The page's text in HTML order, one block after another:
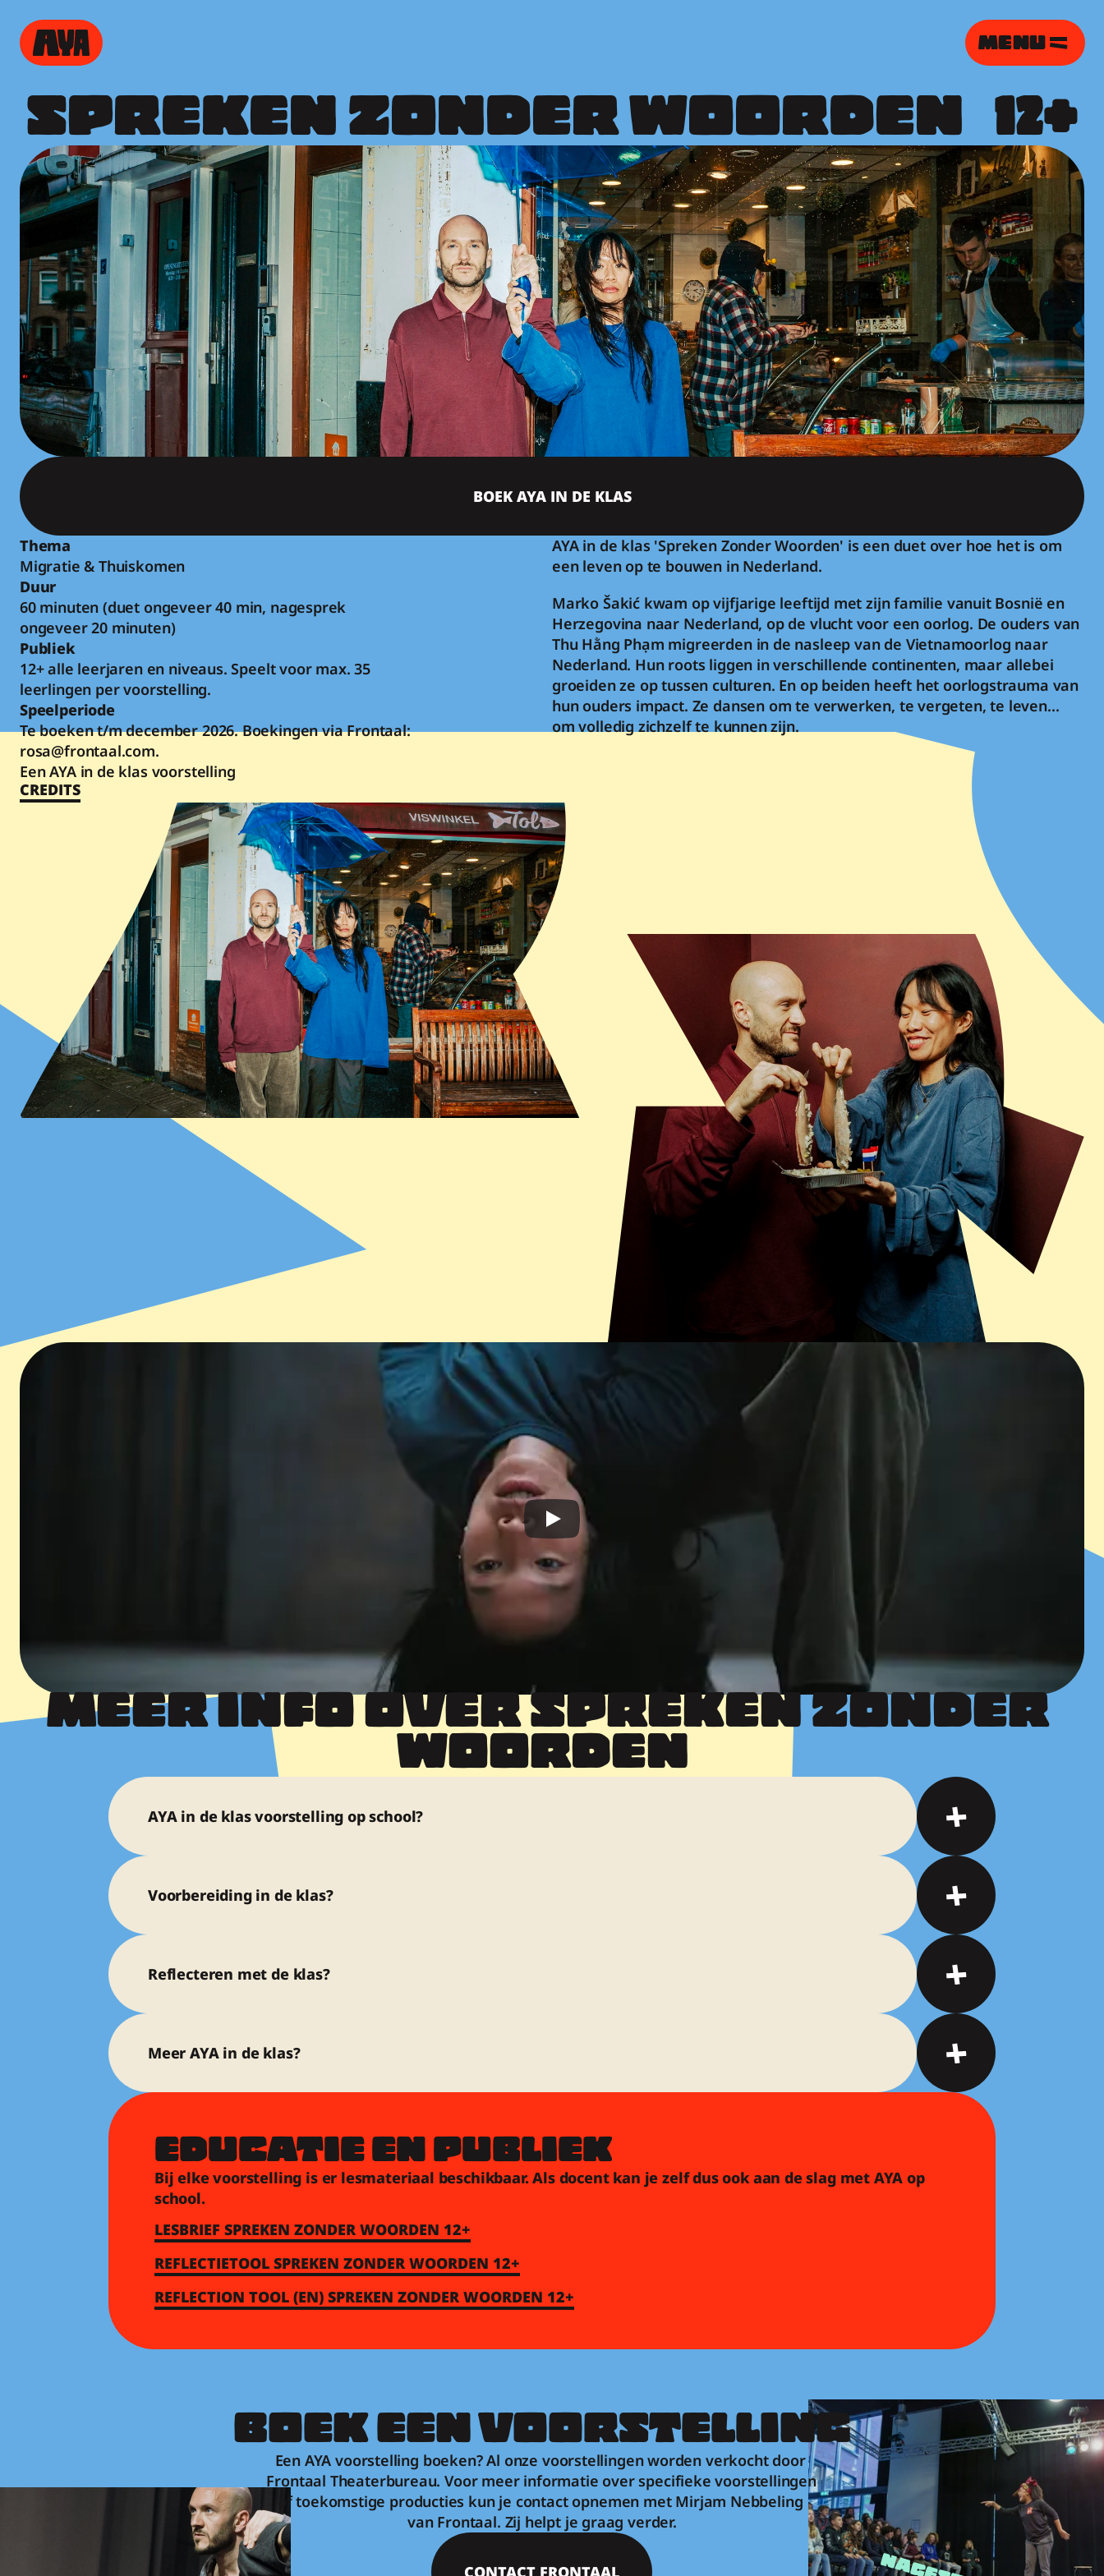
SPREKEN ZONDER WOORDEN   12+
BOEK AYA IN DE KLAS
Thema
Migratie & Thuiskomen
Duur
60 minuten (duet ongeveer 40 min, nagesprek
ongeveer 20 minuten)
Publiek
12+ alle leerjaren en niveaus. Speelt voor max. 35
leerlingen per voorstelling.
Speelperiode
Te boeken t/m december 2026. Boekingen via Frontaal:
rosa@frontaal.com.
Een AYA in de klas voorstelling
CREDITS
AYA in de klas 'Spreken Zonder Woorden' is een duet over hoe het is om
een leven op te bouwen in Nederland.
Marko Šakić kwam op vijfjarige leeftijd met zijn familie vanuit Bosnië en
Herzegovina naar Nederland, op de vlucht voor een oorlog. De ouders van
Thu Hằng Phạm migreerden in de nasleep van de Vietnamoorlog naar
Nederland. Hun roots liggen in verschillende continenten, maar allebei
groeiden ze op tussen culturen. En op beiden heeft het oorlogstrauma van
hun ouders impact. Ze dansen om te verwerken, te vergeten, te leven...
om volledig zichzelf te kunnen zijn.
MEER INFO OVER SPREKEN ZONDER
WOORDEN
AYA in de klas voorstelling op school?
Voorbereiding in de klas?
Reflecteren met de klas?
Meer AYA in de klas?
EDUCATIE EN PUBLIEK
Bij elke voorstelling is er lesmateriaal beschikbaar. Als docent kan je zelf dus ook aan de slag met AYA op
school.
LESBRIEF SPREKEN ZONDER WOORDEN 12+
REFLECTIETOOL SPREKEN ZONDER WOORDEN 12+
REFLECTION TOOL (EN) SPREKEN ZONDER WOORDEN 12+
BOEK EEN VOORSTELLING
Een AYA voorstelling boeken? Al onze voorstellingen worden verkocht door
Frontaal Theaterbureau. Voor meer informatie over specifieke voorstellingen
of toekomstige producties kun je contact opnemen met Mirjam Nebbeling
van Frontaal. Zij helpt je graag verder.
CONTACT FRONTAAL
MENU